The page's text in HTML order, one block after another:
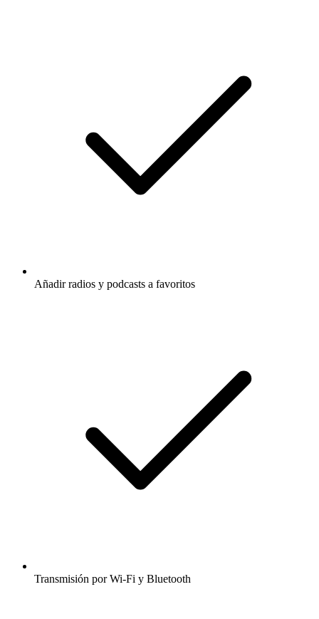
Añadir radios y podcasts a favoritos
Transmisión por Wi-Fi y Bluetooth